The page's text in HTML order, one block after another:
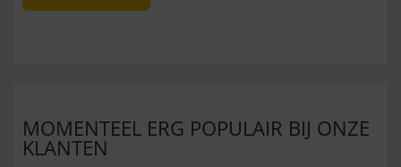
MOMENTEEL ERG POPULAIR BIJ ONZE
KLANTEN